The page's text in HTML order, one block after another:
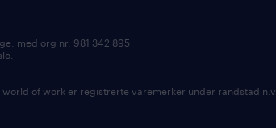
med org nr. 981 342 895
of work er registrerte varemerker under randstad n.v.